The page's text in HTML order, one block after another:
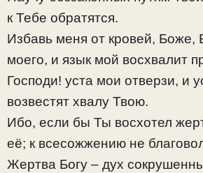
к Тебе обратятся.
Избавь меня от кровей, Боже,
моего, и язык мой восхвалит
Господи! уста мои отверзи, и
возвестят хвалу Твою.
Ибо, если бы Ты восхотел
её; к всесожжению не
Жертва Богу – дух